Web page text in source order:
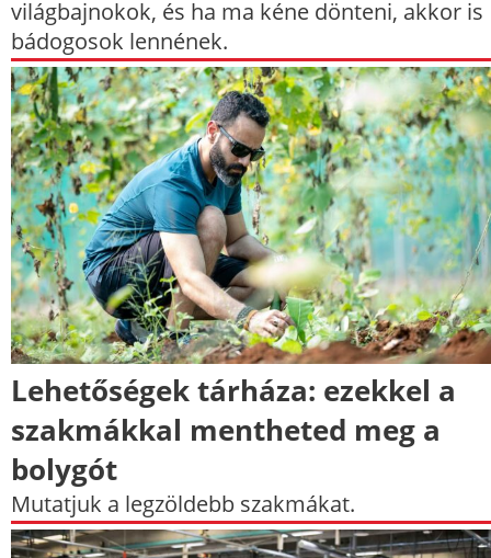
világbajnokok, és ha ma kéne dönteni, akkor is
bádogosok lennének.
Lehetőségek tárháza: ezekkel a
szakmákkal mentheted meg a
bolygót
Mutatjuk a legzöldebb szakmákat.